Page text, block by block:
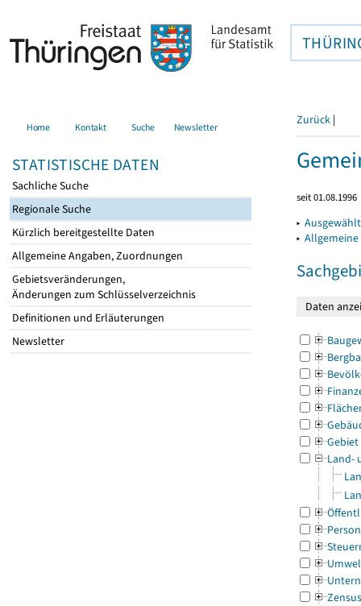
Home Kontakt Suche Newsletter
STATISTISCHE DATEN
Sachliche Suche
Regionale Suche
Kürzlich bereitgestellte Daten
Allgemeine Angaben, Zuordnungen
Gebietsveränderungen,
Änderungen zum Schlüsselverzeichnis
Definitionen und Erläuterungen
Newsletter
Zurück |
seit 01.08.1996
▸
▸
Gebiet
Land-
Zensus